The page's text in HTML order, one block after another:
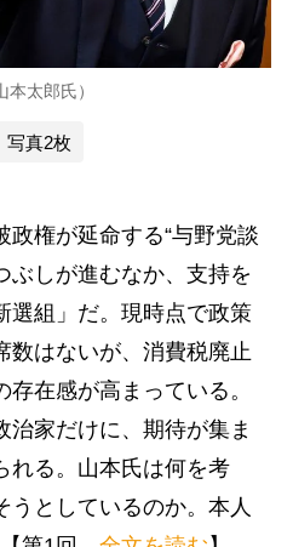
太郎氏）
写真2枚
権が延命する“与野党談
ぶしが進むなか、支持を
選組」だ。現時点で政策
数はないが、消費税廃止
在感が高まっている。
治家だけに、期待が集ま
れる。山本氏は何を考
うとしているのか。本人